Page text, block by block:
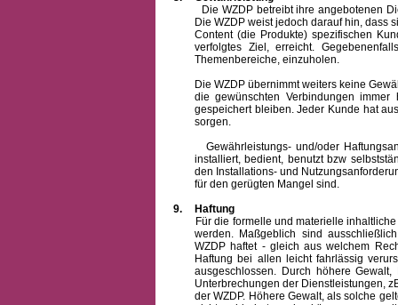
Die WZDP betreibt ihre angebotenen
Die WZDP weist jedoch darauf hin, dass
Content (die Produkte) spezifischen
verfolgtes Ziel, erreicht.
Themenbereiche, einzuholen.
Die WZDP übernimmt weiters keine
die gewünschten Verbindungen
gespeichert bleiben. Jeder Kunde hat
sorgen.
Gewährleistungs- und/oder
installiert, bedient, benutzt bzw
den Installations- und
für den gerügten Mangel sind.
9.
Haftung
Für die formelle und materielle
werden. Maßgeblich sind
WZDP haftet - gleich aus welchem
Haftung bei allen leicht fahrlässig
ausgeschlossen. Durch höhere
Unterbrechungen der Dienstleistungen,
der WZDP. Höhere Gewalt, als solche